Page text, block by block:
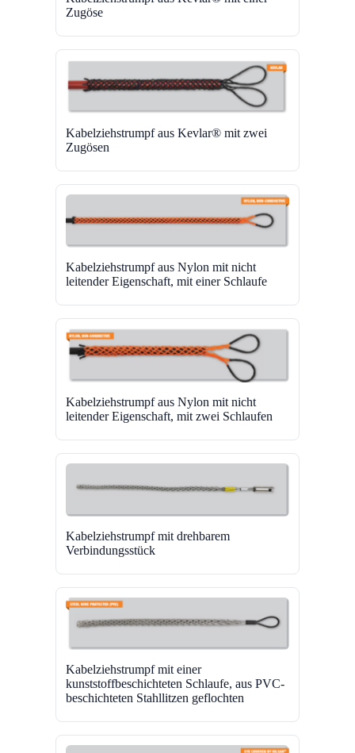
Zugöse
Kabelziehstrumpf aus Kevlar® mit zwei
Zugösen
Kabelziehstrumpf aus Nylon mit nicht
leitender Eigenschaft, mit einer Schlaufe
Kabelziehstrumpf aus Nylon mit nicht
leitender Eigenschaft, mit zwei Schlaufen
Kabelziehstrumpf mit drehbarem
Verbindungsstück
Kabelziehstrumpf mit einer
kunststoffbeschichteten Schlaufe, aus PVC-
beschichteten Stahllitzen geflochten